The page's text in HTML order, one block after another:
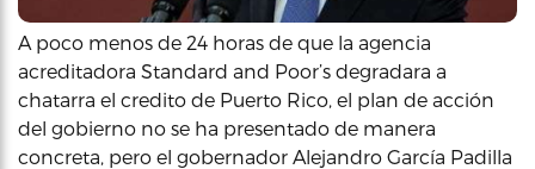
A poco menos de 24 horas de que la agencia
acreditadora Standard and Poor’s degradara a
chatarra el credito de Puerto Rico, el plan de acción
del gobierno no se ha presentado de manera
concreta, pero el gobernador Alejandro García Padilla